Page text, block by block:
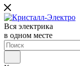
Вся электрика
в одном месте